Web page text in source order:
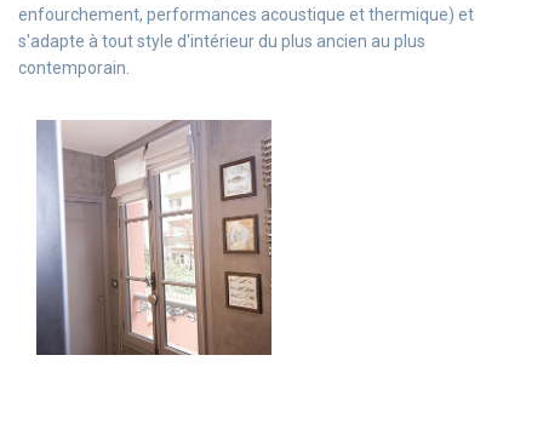
enfourchement, performances acoustique et thermique) et
s'adapte à tout style d'intérieur du plus ancien au plus
contemporain.